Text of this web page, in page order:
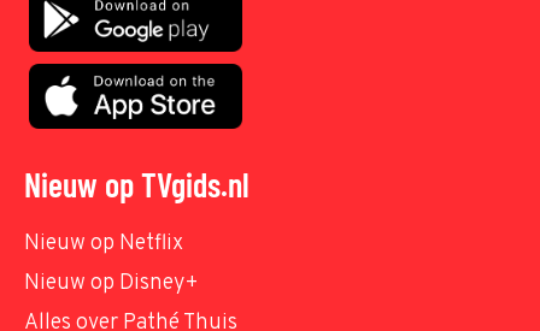
Nieuw op TVgids.nl
Nieuw op Netflix
Nieuw op Disney+
Alles over Pathé Thuis